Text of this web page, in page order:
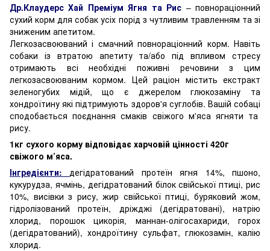
Др.Клаудерс Хай Преміум Ягня та Рис – повнораціонний
сухий корм для собак усіх порід з чутливим травленням та зі
зниженим апетитом.
Легкозасвоюваний і смачний повнораціонний корм. Навіть
собаки із втратою апетиту та/або під впливом стресу
отримають всі необхідні поживні речовини з цим
легкозасвоюваним кормом. Цей раціон містить екстракт
зеленогубих мідій, що є джерелом глюкозаміну та
хондроїтину які підтримують здоров'я суглобів. Вашій собаці
сподобається поєднання смаків свіжого м'яса ягняти та
рису.
1кг сухого корму відповідає харчовій цінності 420г
свіжого м’яса.
Інгредієнти: дегідратований протеїн ягня 14%, пшоно,
кукурудза, ячмінь, дегідратований білок свійської птиці, рис
10%, висівки з рису, жир свійської птиці, буряковий жом,
гідролізований протеїн, дріжджі (дегідратовані), натрію
хлорид, порошок цикорія, маннан-олігосахариди, горох
(дегідратований), хондроїтину сульфат, глюкозамін, калію
хлорид.